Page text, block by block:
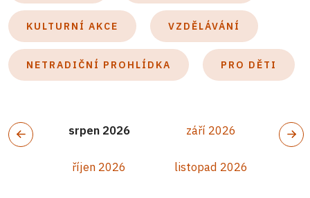
KULTURNÍ AKCE VZDĚLÁVÁNÍ
NETRADIČNÍ PROHLÍDKA PRO DĚTI
srpen 2026 září 2026
říjen 2026 listopad 2026